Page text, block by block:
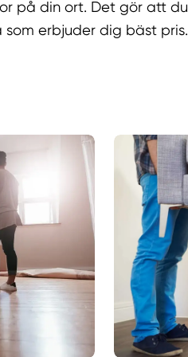
på din ort. Det gör att du
erbjuder dig bäst pris.